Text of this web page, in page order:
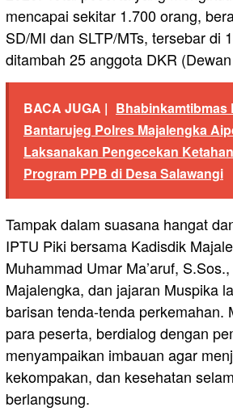
mencapai sekitar 1.700 orang,
SD/MI dan SLTP/MTs, tersebar di
ditambah 25 anggota DKR
BACA JUGA | Bhabinkamtibmas
Bantarujeg Polres Majalengka
Laksanakan Pengecekan
Program PPB di Desa Salawangi
Tampak dalam suasana hangat
IPTU Piki bersama Kadisdik
Muhammad Umar Ma’aruf,
Majalengka, dan jajaran Muspika
barisan tenda-tenda perkemahan.
para peserta, berdialog dengan
menyampaikan imbauan agar
kekompakan, dan kesehatan
berlangsung.